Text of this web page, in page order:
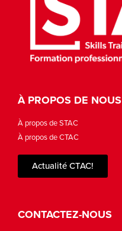
À PROPOS DE NOUS
À propos de STAC
À propos de CTAC
Actualité CTAC!
CONTACTEZ-NOUS